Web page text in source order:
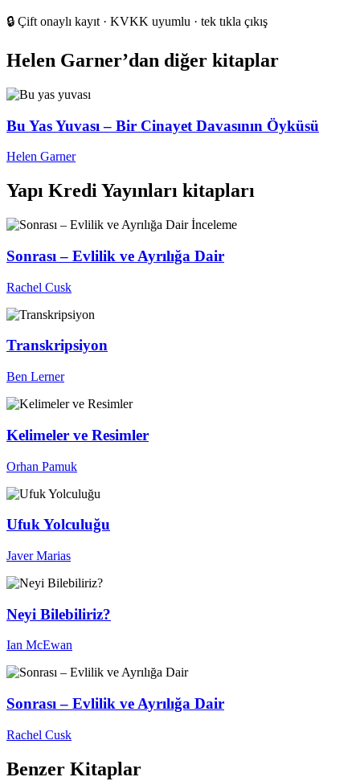
🔒 Çift onaylı kayıt · KVKK uyumlu · tek tıkla çıkış
Helen Garner’dan diğer kitaplar
Bu Yas Yuvası – Bir Cinayet Davasının Öyküsü
Helen Garner
Yapı Kredi Yayınları kitapları
İnceleme
Sonrası – Evlilik ve Ayrılığa Dair
Rachel Cusk
Transkripsiyon
Ben Lerner
Kelimeler ve Resimler
Orhan Pamuk
Ufuk Yolculuğu
Javer Marias
Neyi Bilebiliriz?
Ian McEwan
Sonrası – Evlilik ve Ayrılığa Dair
Rachel Cusk
Benzer Kitaplar